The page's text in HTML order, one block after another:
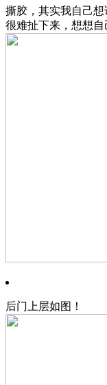
撕胶，其实我自己
很难扯下来，想想自
后门上层如图！